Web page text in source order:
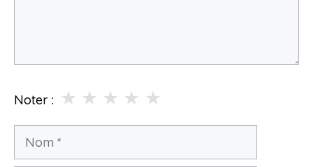
Noter : ★
★
★
★
★
Nom